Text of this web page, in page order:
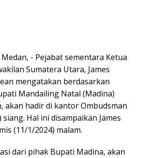
Medan, ⁠- Pejabat sementara Ketua
Sumatera Utara, James
mengatakan berdasarkan
Mandailing Natal (Madina)
akan hadir di kantor Ombudsman
siang. Hal ini disampaikan James
(11/1/2024) malam.
dari pihak Bupati Madina, akan